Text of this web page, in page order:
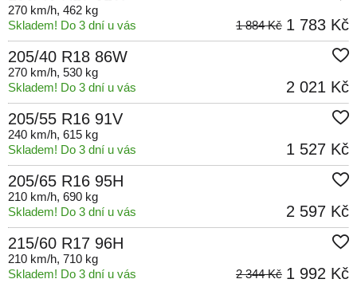
270 km/h, 462 kg
Skladem! Do 3 dní u vás
1 783 Kč
1 884 Kč
205/40 R18 86W
270 km/h, 530 kg
Skladem! Do 3 dní u vás
2 021 Kč
205/55 R16 91V
240 km/h, 615 kg
Skladem! Do 3 dní u vás
1 527 Kč
205/65 R16 95H
210 km/h, 690 kg
Skladem! Do 3 dní u vás
2 597 Kč
215/60 R17 96H
210 km/h, 710 kg
Skladem! Do 3 dní u vás
1 992 Kč
2 344 Kč